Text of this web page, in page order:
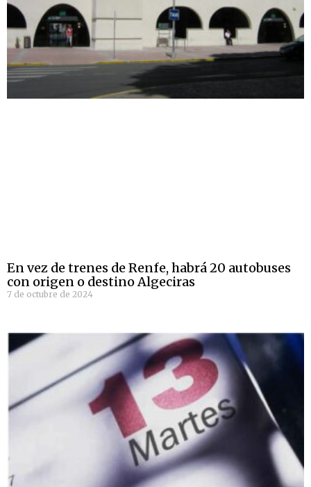
En vez de trenes de Renfe, habrá 20 autobuses
con origen o destino Algeciras
7 de octubre de 2024